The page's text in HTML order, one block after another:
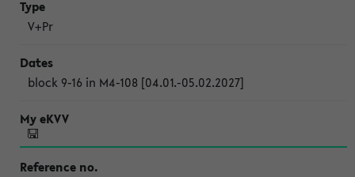
V+Pr
block 9-16 in M4-108 [04.01.-05.02.2027]